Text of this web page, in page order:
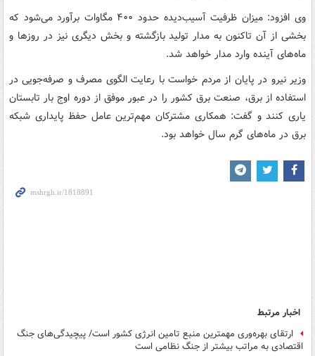
وی افزود: میزان ظرفیت آسیب‌دیده حدود ۴۰۰ مگاوات برآورد می‌شود که
بخشی از آن تاکنون به مدار تولید بازگشته و بخش دیگری نیز در روزها و
ماه‌های آینده وارد مدار خواهد شد.
وزیر نیرو در پایان از مردم خواست با رعایت الگوی مصرف و صرفه‌جویی در
استفاده از برق، صنعت برق کشور را در عبور موفق از دوره اوج بار تابستان
یاری کنند و گفت: همکاری مشترکان مهم‌ترین عامل حفظ پایداری شبکه
برق در ماه‌های گرم سال خواهد بود.
اخبار مرتبط
ارتقای بهره‌وری مهمترین منبع تامین انرژی کشور است/ پیچیدگی‌های جنگ
اقتصادی به مراتب بیشتر از جنگ نظامی است